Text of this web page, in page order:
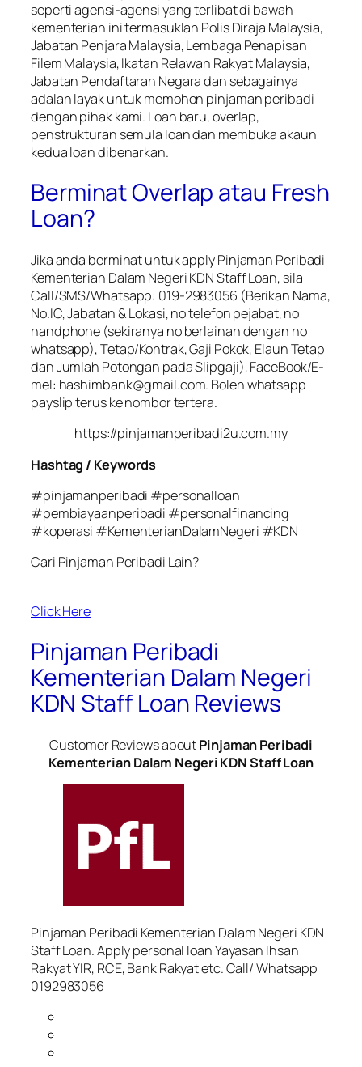
seperti agensi-agensi yang terlibat di bawah
kementerian ini termasuklah Polis Diraja Malaysia,
Jabatan Penjara Malaysia, Lembaga Penapisan
Filem Malaysia, Ikatan Relawan Rakyat Malaysia,
Jabatan Pendaftaran Negara dan sebagainya
adalah layak untuk memohon pinjaman peribadi
dengan pihak kami. Loan baru, overlap,
penstrukturan semula loan dan membuka akaun
kedua loan dibenarkan.
Berminat Overlap atau Fresh
Loan?
Jika anda berminat untuk applyPinjaman Peribadi
Kementerian Dalam Negeri KDN Staff Loan, sila
Call/SMS/Whatsapp: 019-2983056 (Berikan Nama,
No.IC, Jabatan & Lokasi, no telefon pejabat, no
handphone (sekiranya no berlainan dengan no
whatsapp), Tetap/Kontrak, Gaji Pokok, Elaun Tetap
dan Jumlah Potongan pada Slipgaji), FaceBook/E-
mel: hashimbank@gmail.com. Boleh whatsapp
payslip terus ke nombor tertera.
https://pinjamanperibadi2u.com.my
Hashtag / Keywords
#pinjamanperibadi #personalloan
#pembiayaanperibadi #personalfinancing
#koperasi #KementerianDalamNegeri #KDN
Cari Pinjaman Peribadi Lain?
Click Here
Pinjaman Peribadi
Kementerian Dalam Negeri
KDN Staff Loan Reviews
Customer Reviews aboutPinjaman Peribadi
Kementerian Dalam Negeri KDN Staff Loan
Pinjaman Peribadi Kementerian Dalam Negeri KDN
Staff Loan. Apply personal loan Yayasan Ihsan
Rakyat YIR, RCE, Bank Rakyat etc. Call/ Whatsapp
0192983056